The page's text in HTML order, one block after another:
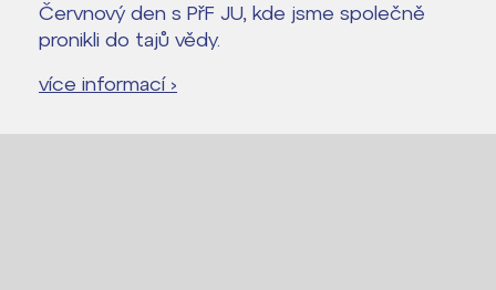
Červnový den s PřF JU, kde jsme společně
pronikli do tajů vědy.
více informací ›